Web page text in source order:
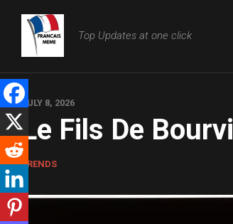
content
Top Updates at one click
JULY 8, 2026
Le Fils De Bourvil
TRENDS